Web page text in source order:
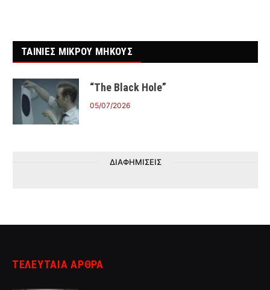
ΤΑΙΝΙΕΣ ΜΙΚΡΟΥ ΜΗΚΟΥΣ
“The Black Hole”
05/07/2026
ΔΙΑΦΗΜΙΣΕΙΣ
ΤΕΛΕΥΤΑΙΑ ΑΡΘΡΑ